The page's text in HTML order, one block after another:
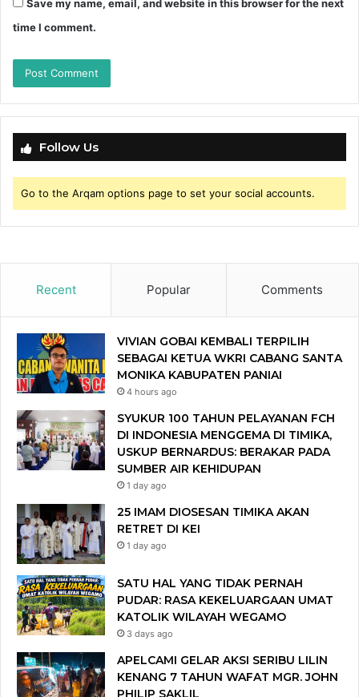
Save my name, email, and website in this browser for the next
time I comment.
Follow Us
Go to the Arqam options page to set your social accounts.
Recent Popular Comments
VIVIAN GOBAI KEMBALI TERPILIH
SEBAGAI KETUA WKRI CABANG SANTA
MONIKA KABUPATEN PANIAI
4 hours ago
SYUKUR 100 TAHUN PELAYANAN FCH
DI INDONESIA MENGGEMA DI TIMIKA,
USKUP BERNARDUS: BERAKAR PADA
SUMBER AIR KEHIDUPAN
1 day ago
25 IMAM DIOSESAN TIMIKA AKAN
RETRET DI KEI
1 day ago
SATU HAL YANG TIDAK PERNAH
PUDAR: RASA KEKELUARGAAN UMAT
KATOLIK WILAYAH WEGAMO
3 days ago
APELCAMI GELAR AKSI SERIBU LILIN
KENANG 7 TAHUN WAFAT MGR. JOHN
PHILIP SAKLIL